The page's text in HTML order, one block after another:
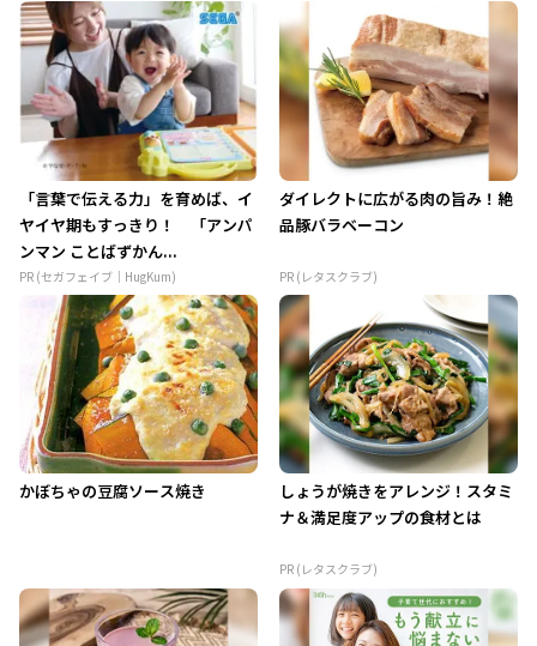
「言葉で伝える力」を育めば、イ
ヤイヤ期もすっきり！ 「アンパ
ンマン ことばずかん...
PR (セガフェイブ｜HugKum)
ダイレクトに広がる肉の旨み！絶
品豚バラベーコン
PR (レタスクラブ)
かぼちゃの豆腐ソース焼き
しょうが焼きをアレンジ！スタミ
ナ＆満足度アップの食材とは
PR (レタスクラブ)